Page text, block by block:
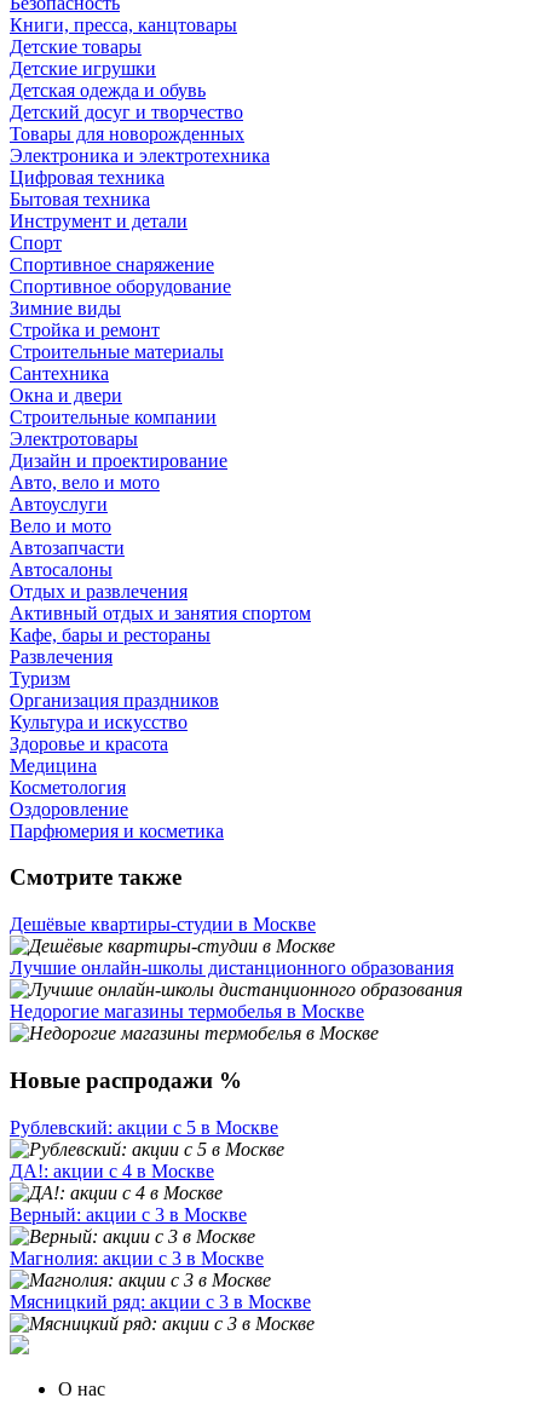
Книги, пресса, канцтовары
Детские товары
Детские игрушки
Детская одежда и обувь
Детский досуг и творчество
Товары для новорожденных
Электроника и электротехника
Цифровая техника
Бытовая техника
Инструмент и детали
Спорт
Спортивное снаряжение
Спортивное оборудование
Зимние виды
Стройка и ремонт
Строительные материалы
Сантехника
Окна и двери
Строительные компании
Электротовары
Дизайн и проектирование
Авто, вело и мото
Автоуслуги
Вело и мото
Автозапчасти
Автосалоны
Отдых и развлечения
Активный отдых и занятия спортом
Кафе, бары и рестораны
Развлечения
Туризм
Организация праздников
Культура и искусство
Здоровье и красота
Медицина
Косметология
Оздоровление
Парфюмерия и косметика
Смотрите также
Дешёвые квартиры-студии в Москве
Лучшие онлайн-школы дистанционного образования
Недорогие магазины термобелья в Москве
Новые распродажи %
Рублевский: акции с 5 в Москве
ДА!: акции с 4 в Москве
Верный: акции с 3 в Москве
Магнолия: акции с 3 в Москве
Мясницкий ряд: акции с 3 в Москве
О нас